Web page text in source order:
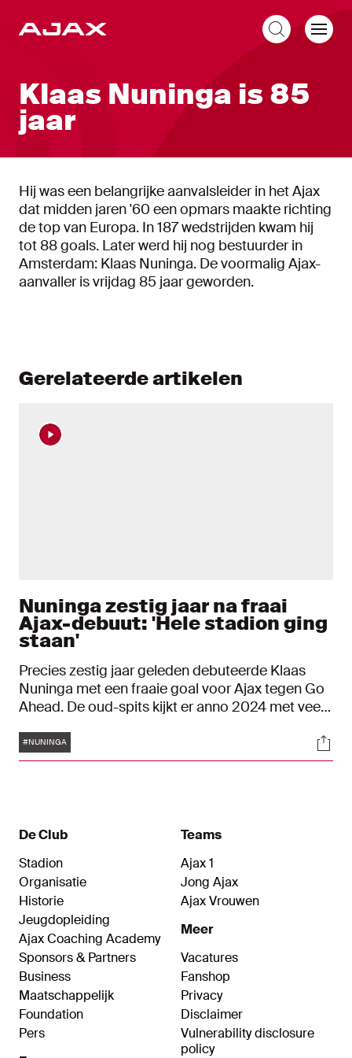
Klaas Nuninga is 85
jaar
Hij was een belangrijke aanvalsleider in het Ajax
dat midden jaren '60 een opmars maakte richting
de top van Europa. In 187 wedstrijden kwam hij
tot 88 goals. Later werd hij nog bestuurder in
Amsterdam: Klaas Nuninga. De voormalig Ajax-
aanvaller is vrijdag 85 jaar geworden.
Gerelateerde artikelen
Nuninga zestig jaar na fraai
Ajax-debuut: 'Hele stadion ging
staan'
Precies zestig jaar geleden debuteerde Klaas
Nuninga met een fraaie goal voor Ajax tegen Go
Ahead. De oud-spits kijkt er anno 2024 met veel
stadion ging staan. Dat was prachtig.”
Tags
#NUNINGA
De Club
Stadion
Organisatie
Historie
Jeugdopleiding
Ajax Coaching Academy
Sponsors & Partners
Business
Maatschappelijk
Foundation
Pers
Teams
Ajax 1
Jong Ajax
Ajax Vrouwen
Meer
Vacatures
Fanshop
Privacy
Disclaimer
Vulnerability disclosure
policy